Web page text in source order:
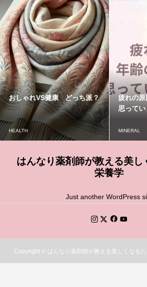
おしゃれVS健康 どっち派？
HEALTH
疲れの原
思ってい
MINERAL
はんなり薬剤師が教える美し
栄養学
Just another WordPress
Copyright © はんなり薬剤師が教える美しくなる